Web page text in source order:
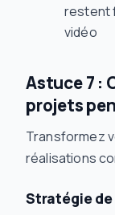
restent
vidéo
Astuce 7 :
projets
Transformez
réalisations
Stratégie